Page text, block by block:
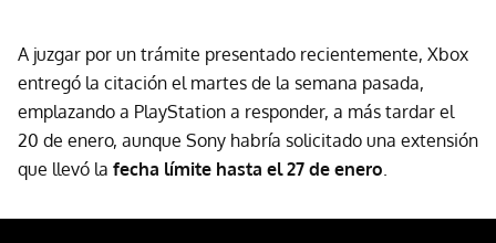
A juzgar por un trámite presentado recientemente, Xbox
entregó la citación el martes de la semana pasada,
emplazando a PlayStation a responder, a más tardar el
20 de enero, aunque Sony habría solicitado una extensión
que llevó la fecha límite hasta el 27 de enero